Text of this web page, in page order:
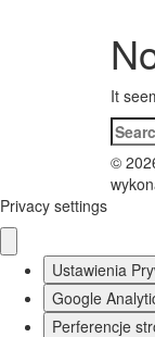
It
©
Privacy settings
Ustawienia
Google
Perferencje